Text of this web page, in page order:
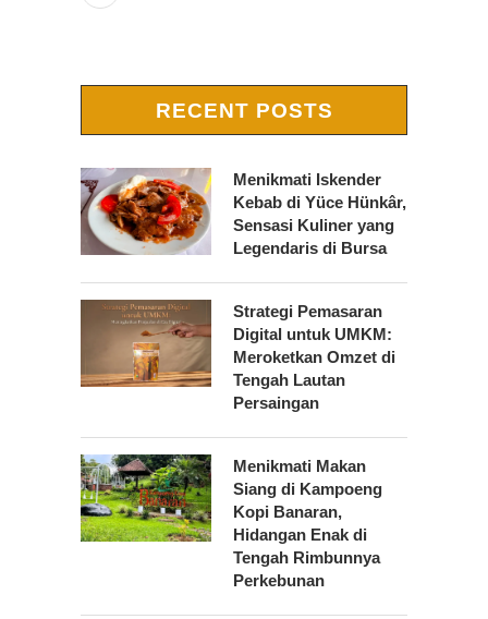
RECENT POSTS
Menikmati Iskender
Kebab di Yüce Hünkâr,
Sensasi Kuliner yang
Legendaris di Bursa
Strategi Pemasaran
Digital untuk UMKM:
Meroketkan Omzet di
Tengah Lautan
Persaingan
Menikmati Makan
Siang di Kampoeng
Kopi Banaran,
Hidangan Enak di
Tengah Rimbunnya
Perkebunan